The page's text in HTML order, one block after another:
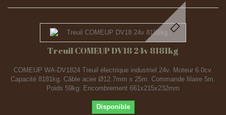
Treuil COMEUP DV18 24v 8181kg
COMEUP WA-DV1824 Treuil électrique industriel 24v. Moteur 6.0cv.
Capacité 8181kg. Câble acier Ø12.7mm x 25m. Commande filaire 5m.
Poids 59kg. Encombrement 661x215x232mm
Disponible